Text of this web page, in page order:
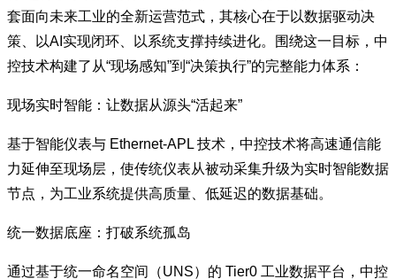
套面向未来工业的全新运营范式，其核心在于以数据驱动决
策、以AI实现闭环、以系统支撑持续进化。围绕这一目标，中
控技术构建了从“现场感知”到“决策执行”的完整能力体系：
现场实时智能：让数据从源头“活起来”
基于智能仪表与 Ethernet-APL 技术，中控技术将高速通信能
力延伸至现场层，使传统仪表从被动采集升级为实时智能数据
节点，为工业系统提供高质量、低延迟的数据基础。
统一数据底座：打破系统孤岛
通过基于统一命名空间（UNS）的 Tier0 工业数据平台，中控